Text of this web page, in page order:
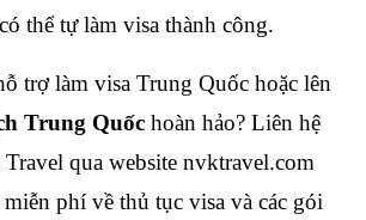
thể tự làm visa thành công.
trợ làm visa Trung Quốc hoặc lên
Trung Quốc hoàn hảo? Liên hệ
qua website nvktravel.com
phí về thủ tục visa và các gói